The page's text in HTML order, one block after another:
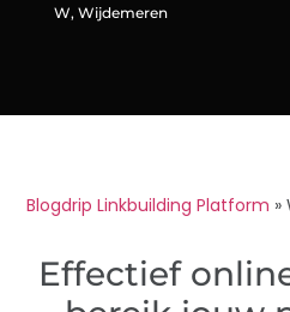
W, Wijdemeren
Blogdrip Linkbuilding Platform »
Effectief